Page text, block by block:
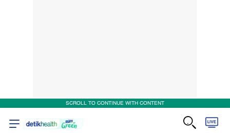
SCROLL TO CONTINUE WITH CONTENT